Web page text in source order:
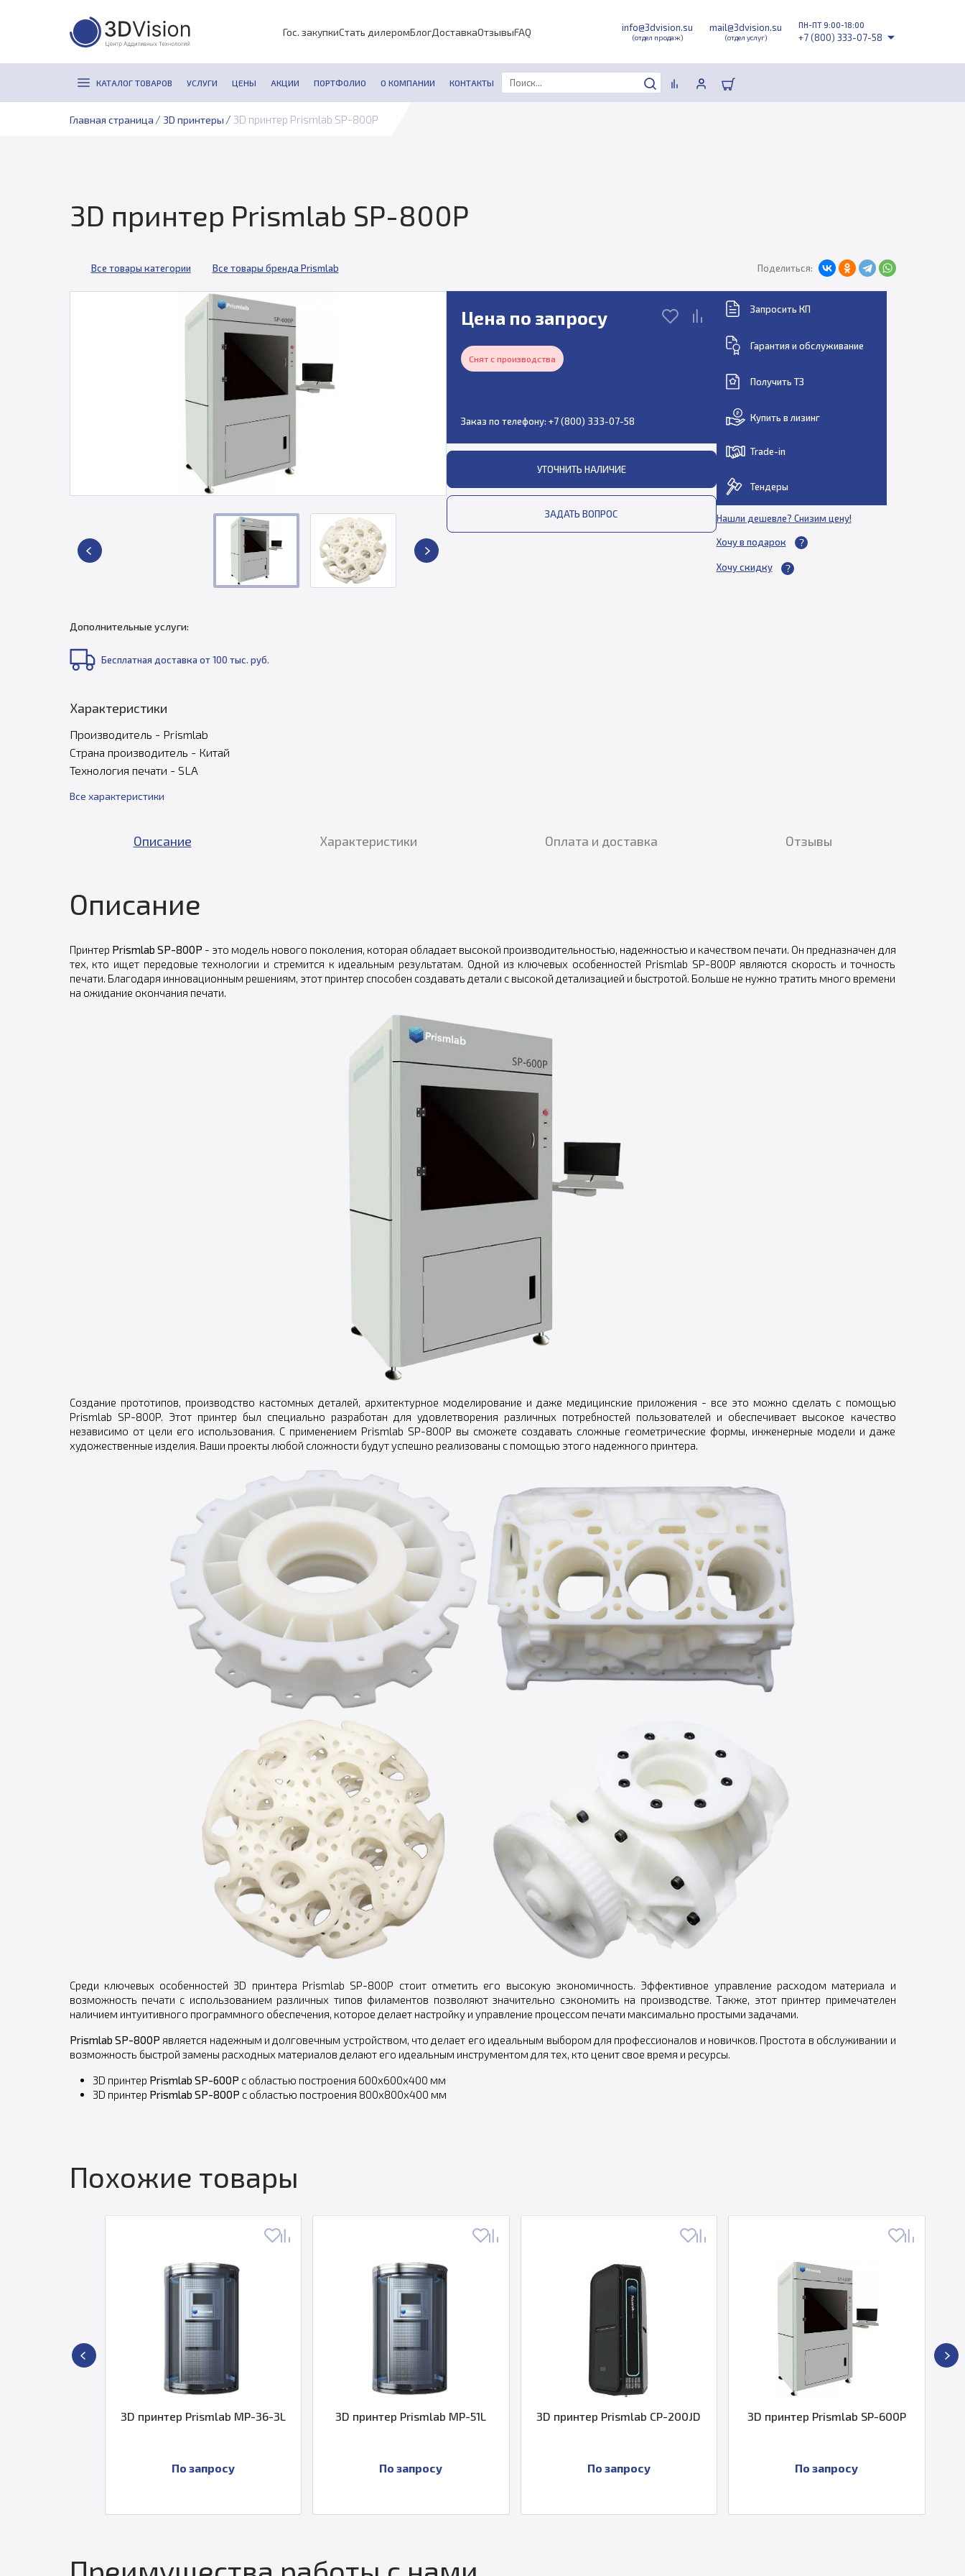
Гос. закупкиСтать дилеромБлогДоставкаОтзывыFAQ info@3dvision.su
(отдел продаж)
mail@3dvision.su
(отдел услуг)
ПН-ПТ 9:00-18:00
+7 (800) 333-07-58
КАТАЛОГ ТОВАРОВ УСЛУГИ ЦЕНЫ АКЦИИ ПОРТФОЛИО О КОМПАНИИ КОНТАКТЫ
Главная страница / 3D принтеры / 3D принтер Prismlab SP-800P
3D принтер Prismlab SP-800P
Все товары категории Все товары бренда Prismlab Поделиться:
Цена по запросу
Снят с производства
Заказ по телефону: +7 (800) 333-07-58
УТОЧНИТЬ НАЛИЧИЕ
ЗАДАТЬ ВОПРОС
Запросить КП
Гарантия и обслуживание
Получить ТЗ
Купить в лизинг
Trade-in
Тендеры
Нашли дешевле? Снизим цену!
Хочу в подарок
Хочу скидку
Дополнительные услуги:
Бесплатная доставка от 100 тыс. руб.
Характеристики
Производитель - Prismlab
Страна производитель - Китай
Технология печати - SLA
Все характеристики
Описание Характеристики Оплата и доставка Отзывы
Описание
Принтер Prismlab SP-800P - это модель нового поколения, которая обладает высокой производительностью, надежностью и качеством печати. Он предназначен для
тех, кто ищет передовые технологии и стремится к идеальным результатам. Одной из ключевых особенностей Prismlab SP-800P являются скорость и точность
печати. Благодаря инновационным решениям, этот принтер способен создавать детали с высокой детализацией и быстротой. Больше не нужно тратить много времени
на ожидание окончания печати.
Создание прототипов, производство кастомных деталей, архитектурное моделирование и даже медицинские приложения - все это можно сделать с помощью
Prismlab SP-800P. Этот принтер был специально разработан для удовлетворения различных потребностей пользователей и обеспечивает высокое качество
независимо от цели его использования. С применением Prismlab SP-800P вы сможете создавать сложные геометрические формы, инженерные модели и даже
художественные изделия. Ваши проекты любой сложности будут успешно реализованы с помощью этого надежного принтера.
Среди ключевых особенностей 3D принтера Prismlab SP-800P стоит отметить его высокую экономичность. Эффективное управление расходом материала и
возможность печати с использованием различных типов филаментов позволяют значительно сэкономить на производстве. Также, этот принтер примечателен
наличием интуитивного программного обеспечения, которое делает настройку и управление процессом печати максимально простыми задачами.
Prismlab SP-800P является надежным и долговечным устройством, что делает его идеальным выбором для профессионалов и новичков. Простота в обслуживании и
возможность быстрой замены расходных материалов делают его идеальным инструментом для тех, кто ценит свое время и ресурсы.
3D принтер Prismlab SP-600P с областью построения 600х600х400 мм
3D принтер Prismlab SP-800P с областью построения 800х800х400 мм
Похожие товары
Prismlab MP-36-3L 3D принтер Prismlab MP-51L
По запросу
3D принтер Prismlab CP-200JD
По запросу
3D принтер Prismlab SP-600P
По запросу
3D принтер Prismlab MP-200-
По запросу